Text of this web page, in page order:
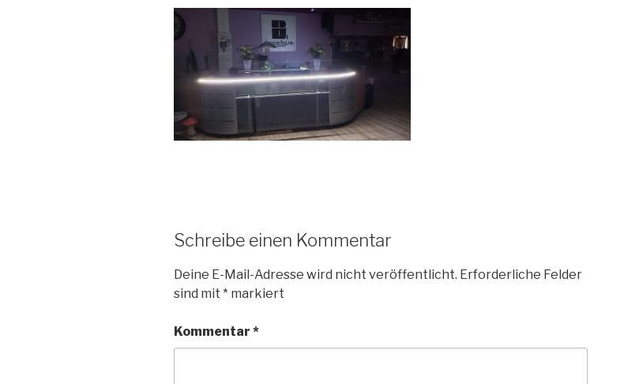
Schreibe einen Kommentar
Deine E-Mail-Adresse wird nicht veröffentlicht. Erforderliche Felder
sind mit * markiert
Kommentar *